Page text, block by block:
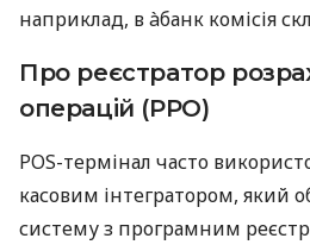
наприклад, в àбанк комісія
Про реєстратор
операцій (РРО)
POS-термінал часто
касовим інтегратором, який
систему з програмним